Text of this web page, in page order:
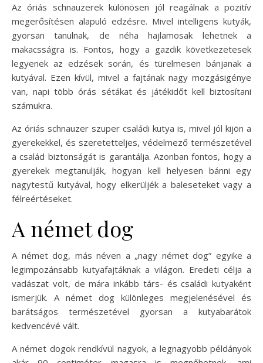
Az óriás schnauzerek különösen jól reagálnak a pozitív
megerősítésen alapuló edzésre. Mivel intelligens kutyák,
gyorsan tanulnak, de néha hajlamosak lehetnek a
makacsságra is. Fontos, hogy a gazdik következetesek
legyenek az edzések során, és türelmesen bánjanak a
kutyával. Ezen kívül, mivel a fajtának nagy mozgásigénye
van, napi több órás sétákat és játékidőt kell biztosítani
számukra.
Az óriás schnauzer szuper családi kutya is, mivel jól kijön a
gyerekekkel, és szeretetteljes, védelmező természetével
a család biztonságát is garantálja. Azonban fontos, hogy a
gyerekek megtanulják, hogyan kell helyesen bánni egy
nagytestű kutyával, hogy elkerüljék a baleseteket vagy a
félreértéseket.
A német dog
A német dog, más néven a „nagy német dog” egyike a
legimpozánsabb kutyafajtáknak a világon. Eredeti célja a
vadászat volt, de mára inkább társ- és családi kutyaként
ismerjük. A német dog különleges megjelenésével és
barátságos természetével gyorsan a kutyabarátok
kedvencévé vált.
A német dogok rendkívül nagyok, a legnagyobb példányok